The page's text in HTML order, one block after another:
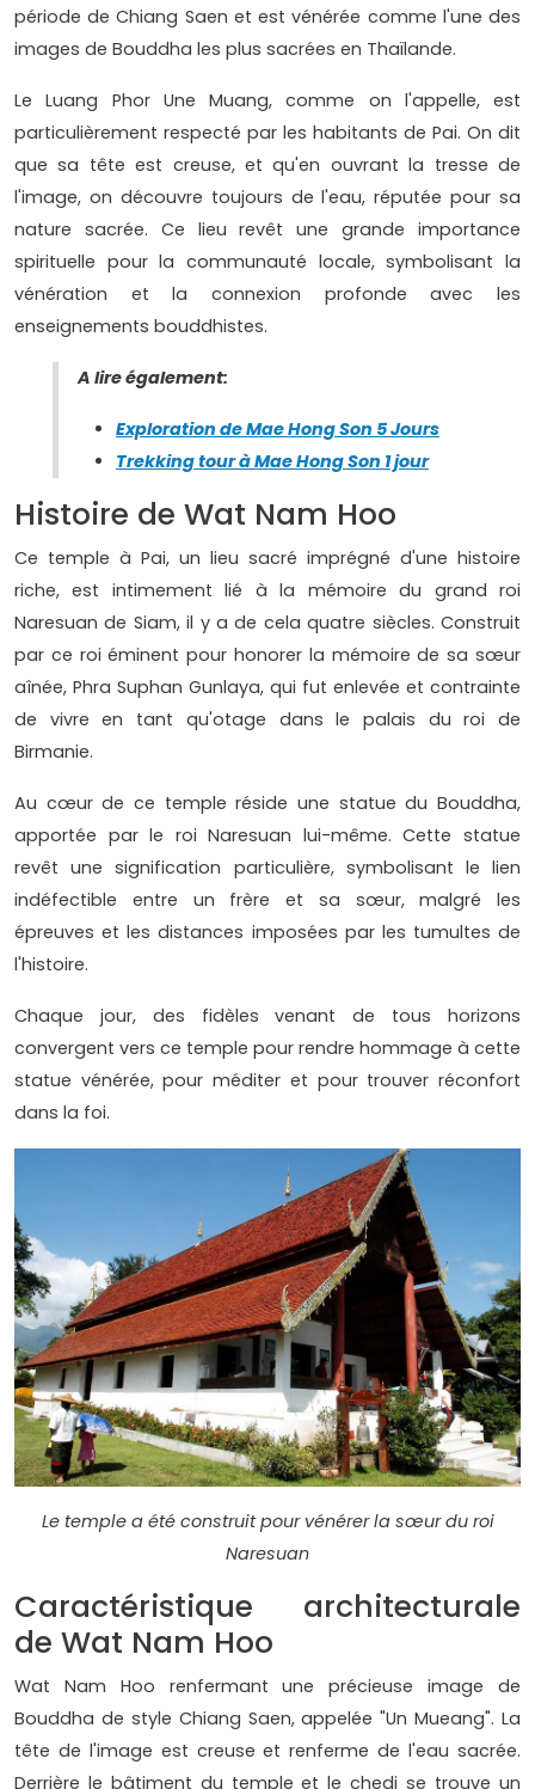
période de Chiang Saen et est vénérée comme l'une des
images de Bouddha les plus sacrées en Thaïlande.
Le Luang Phor Une Muang, comme on l'appelle, est
particulièrement respecté par les habitants de Pai. On dit
que sa tête est creuse, et qu'en ouvrant la tresse de
l'image, on découvre toujours de l'eau, réputée pour sa
nature sacrée. Ce lieu revêt une grande importance
spirituelle pour la communauté locale, symbolisant la
vénération et la connexion profonde avec les
enseignements bouddhistes.
A lire également:
Exploration de Mae Hong Son 5 Jours
Trekking tour à Mae Hong Son 1 jour
Histoire de Wat Nam Hoo
Ce temple à Pai, un lieu sacré imprégné d'une histoire
riche, est intimement lié à la mémoire du grand roi
Naresuan de Siam, il y a de cela quatre siècles. Construit
par ce roi éminent pour honorer la mémoire de sa sœur
aînée, Phra Suphan Gunlaya, qui fut enlevée et contrainte
de vivre en tant qu'otage dans le palais du roi de
Birmanie.
Au cœur de ce temple réside une statue du Bouddha,
apportée par le roi Naresuan lui-même. Cette statue
revêt une signification particulière, symbolisant le lien
indéfectible entre un frère et sa sœur, malgré les
épreuves et les distances imposées par les tumultes de
l'histoire.
Chaque jour, des fidèles venant de tous horizons
convergent vers ce temple pour rendre hommage à cette
statue vénérée, pour méditer et pour trouver réconfort
dans la foi.
Le temple a été construit pour vénérer la sœur du roi
Naresuan
Caractéristique architecturale
de Wat Nam Hoo
Wat Nam Hoo renfermant une précieuse image de
Bouddha de style Chiang Saen, appelée "Un Mueang". La
tête de l'image est creuse et renferme de l'eau sacrée.
Derrière le bâtiment du temple et le chedi se trouve un